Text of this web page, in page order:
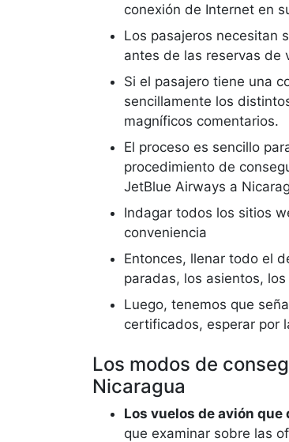
conexión de Internet en
Los pasajeros necesitan
antes de las reservas de
Si el pasajero tiene una
sencillamente los
magníficos comentarios.
El proceso es sencillo
procedimiento de
JetBlue Airways a
Indagar todos los sitios
conveniencia
Entonces, llenar todo el
paradas, los asientos,
Luego, tenemos que
certificados, esperar por
Los modos de
Nicaragua
Los vuelos de avión que
que examinar sobre las